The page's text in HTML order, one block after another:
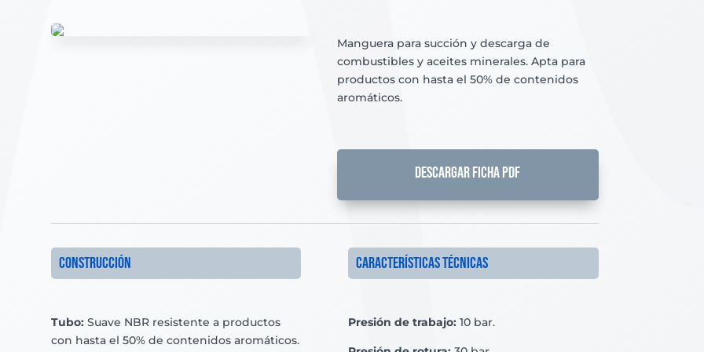
Manguera para succión y descarga de
combustibles y aceites minerales. Apta para
productos con hasta el 50% de contenidos
aromáticos.
DESCARGAR FICHA PDF
Construcción
Tubo:Suave NBR resistente a productos
con hasta el 50% de contenidos aromáticos.
Características técnicas
Presión de trabajo: 10 bar.